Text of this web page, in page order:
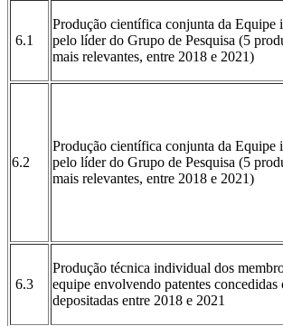
6.1
Produção científica conjunta da Equipe
pelo líder do Grupo de Pesquisa (5
mais relevantes, entre 2018 e 2021)
6.2
Produção científica conjunta da Equipe
pelo líder do Grupo de Pesquisa (5
mais relevantes, entre 2018 e 2021)
6.3
Produção técnica individual dos
equipe envolvendo patentes concedidas
depositadas entre 2018 e 2021